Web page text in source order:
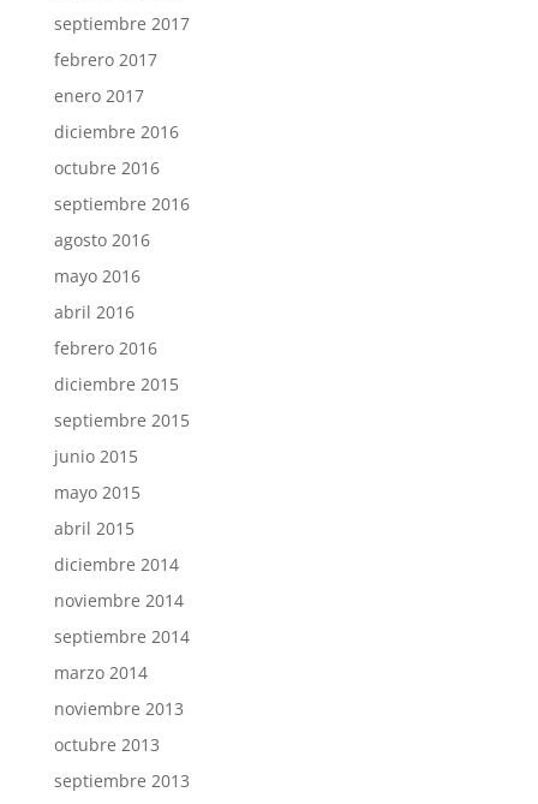
septiembre 2017
febrero 2017
enero 2017
diciembre 2016
octubre 2016
septiembre 2016
agosto 2016
mayo 2016
abril 2016
febrero 2016
diciembre 2015
septiembre 2015
junio 2015
mayo 2015
abril 2015
diciembre 2014
noviembre 2014
septiembre 2014
marzo 2014
noviembre 2013
octubre 2013
septiembre 2013